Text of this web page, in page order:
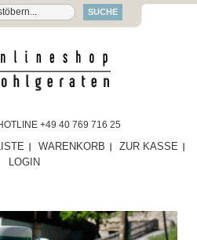
SUCHE
+49 40 769 716 25
WARENKORB
ZUR KASSE
LOGIN